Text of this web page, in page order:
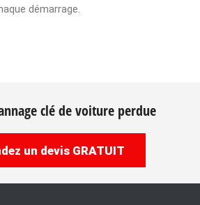
démarrage.
clé de voiture perdue
un devis GRATUIT